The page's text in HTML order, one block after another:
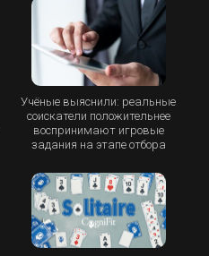
Учёные выяснили: реальные
соискатели положительнее
воспринимают игровые
задания на этапе отбора